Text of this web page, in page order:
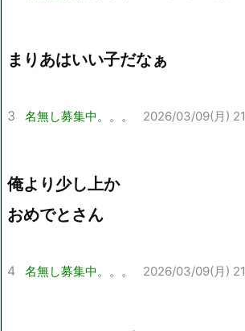
まりあはいい子だなぁ
3 名無し募集中。。。 2026/03/09(月)
俺より少し上か
おめでとさん
4 名無し募集中。。。 2026/03/09(月)